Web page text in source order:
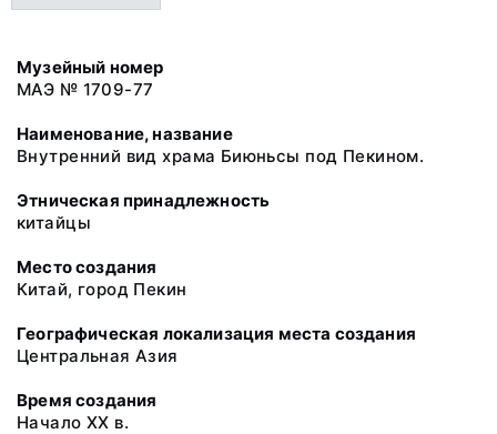
Музейный номер
МАЭ № 1709-77
Наименование, название
Внутренний вид храма Биюньсы под Пекином.
Этническая принадлежность
китайцы
Место создания
Китай, город Пекин
Географическая локализация места создания
Центральная Азия
Время создания
Начало XX в.